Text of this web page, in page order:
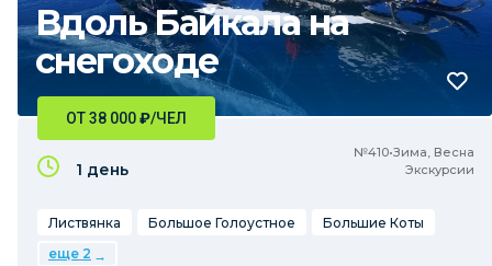
Вдоль Байкала на
снегоходе
№410•Зима, Весна
Экскурсии
ОТ 38 000₽/ЧЕЛ
1 день
Листвянка Большое Голоустное
Большие Коты
еще 2